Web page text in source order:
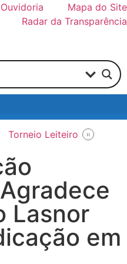
Ouvidoria
Mapa do Site
Radar da Transparência
Torneio Leiteiro
36ª EXPO LARANJAL
Educação municipal
Centro de Atendimento
Lasnor
em